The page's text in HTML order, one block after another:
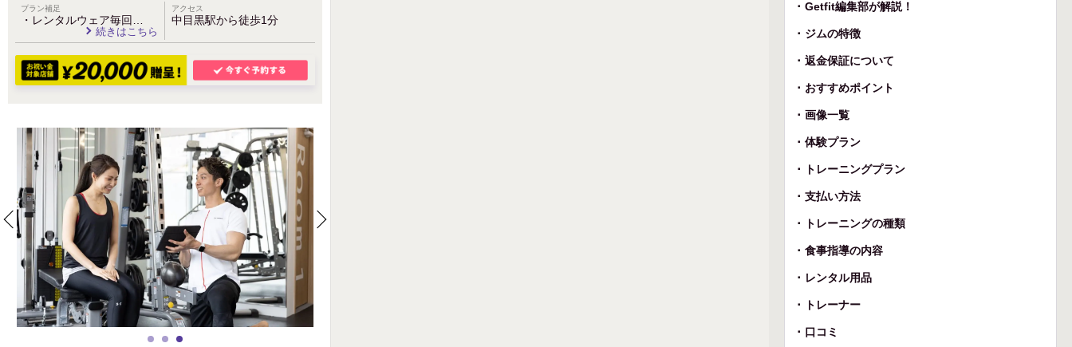
プラン補足
・レンタルウェア毎回…
続きはこちら
アクセス
中目黒駅から徒歩1分
Getfit編集部が解説！
ジムの特徴
返金保証について
おすすめポイント
画像一覧
体験プラン
トレーニングプラン
支払い方法
トレーニングの種類
食事指導の内容
レンタル用品
トレーナー
口コミ